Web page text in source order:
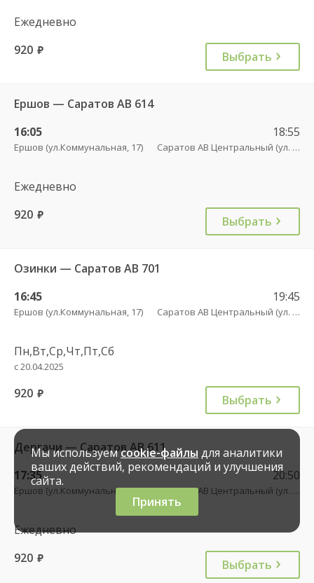
Ежедневно
920 руб. Выбрать
Ершов — Саратов АВ 614
16:05
Ершов (ул.Коммунальная, 17)
18:55
Саратов АВ Центральный (ул. им. Пугачева, 179 А)
Ежедневно
920 руб. Выбрать
Озинки — Саратов АВ 701
16:45
Ершов (ул.Коммунальная, 17)
19:45
Саратов АВ Центральный (ул. им. Пугачева, 179 А)
Пн,Вт,Ср,Чт,Пт,Сб
с 20.04.2025
920 руб. Выбрать
Дергачи — Саратов АВ 611
17:35
Ершов (ул.Коммунальная, 17)
20:50
Саратов АВ Центральный (ул. им. Пугачева, 179 А)
Ежедневно
920 руб. Выбрать
Мы используемcookie-файлы для аналитики
ваших действий, рекомендаций и улучшения
сайта.
Принять